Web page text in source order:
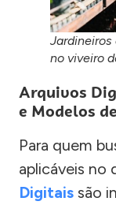
no viveiro
Arquivos
e Modelos
Para quem
aplicáveis no
Digitais são